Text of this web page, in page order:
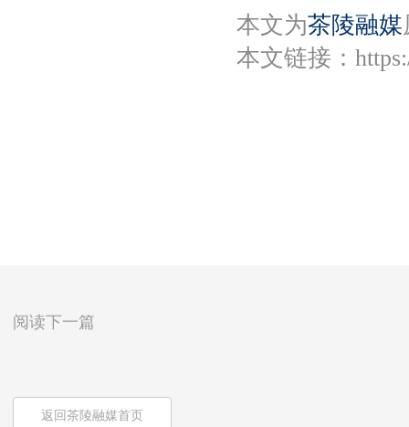
本文为茶陵融媒
本文链接：
阅读下一篇
返回茶陵融媒首页